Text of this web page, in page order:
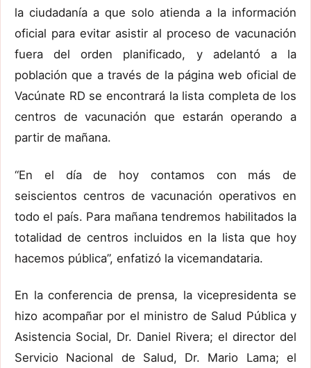
la ciudadanía a que solo atienda a la información
oficial para evitar asistir al proceso de vacunación
fuera del orden planificado, y adelantó a la
población que a través de la página web oficial de
Vacúnate RD se encontrará la lista completa de los
centros de vacunación que estarán operando a
partir de mañana.
“En el día de hoy contamos con más de
seiscientos centros de vacunación operativos en
todo el país. Para mañana tendremos habilitados la
totalidad de centros incluidos en la lista que hoy
hacemos pública”, enfatizó la vicemandataria.
En la conferencia de prensa, la vicepresidenta se
hizo acompañar por el ministro de Salud Pública y
Asistencia Social, Dr. Daniel Rivera; el director del
Servicio Nacional de Salud, Dr. Mario Lama; el